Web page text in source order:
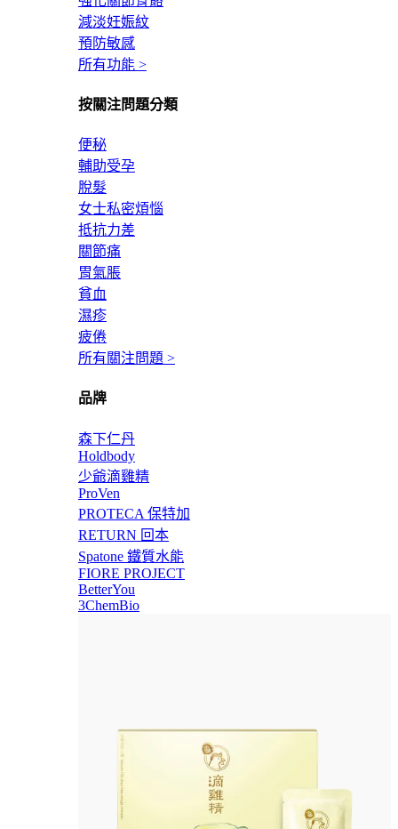
減淡妊娠紋
預防敏感
所有功能 >
按關注問題分類
便秘
輔助受孕
脫髮
女士私密煩惱
抵抗力差
關節痛
胃氣脹
貧血
濕疹
疲倦
所有關注問題 >
品牌
森下仁丹
Holdbody
少爺滴雞精
ProVen
PROTECA 保特加
RETURN 回本
Spatone 鐵質水能
FIORE PROJECT
BetterYou
3ChemBio